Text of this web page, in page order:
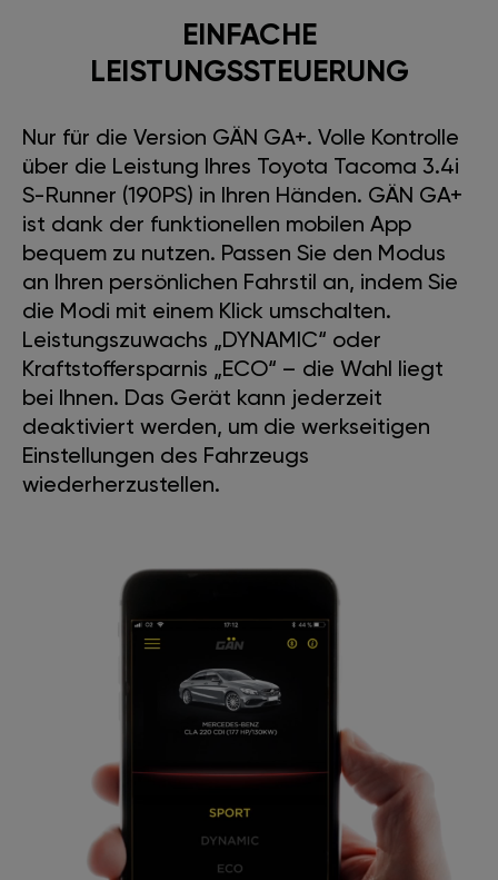
EINFACHE
LEISTUNGSSTEUERUNG
Nur für die Version GÄN GA+. Volle Kontrolle
über die Leistung Ihres Toyota Tacoma 3.4i
S-Runner (190PS) in Ihren Händen. GÄN GA+
ist dank der funktionellen mobilen App
bequem zu nutzen. Passen Sie den Modus
an Ihren persönlichen Fahrstil an, indem Sie
die Modi mit einem Klick umschalten.
Leistungszuwachs „DYNAMIC“ oder
Kraftstoffersparnis „ECO“ – die Wahl liegt
bei Ihnen. Das Gerät kann jederzeit
deaktiviert werden, um die werkseitigen
Einstellungen des Fahrzeugs
wiederherzustellen.